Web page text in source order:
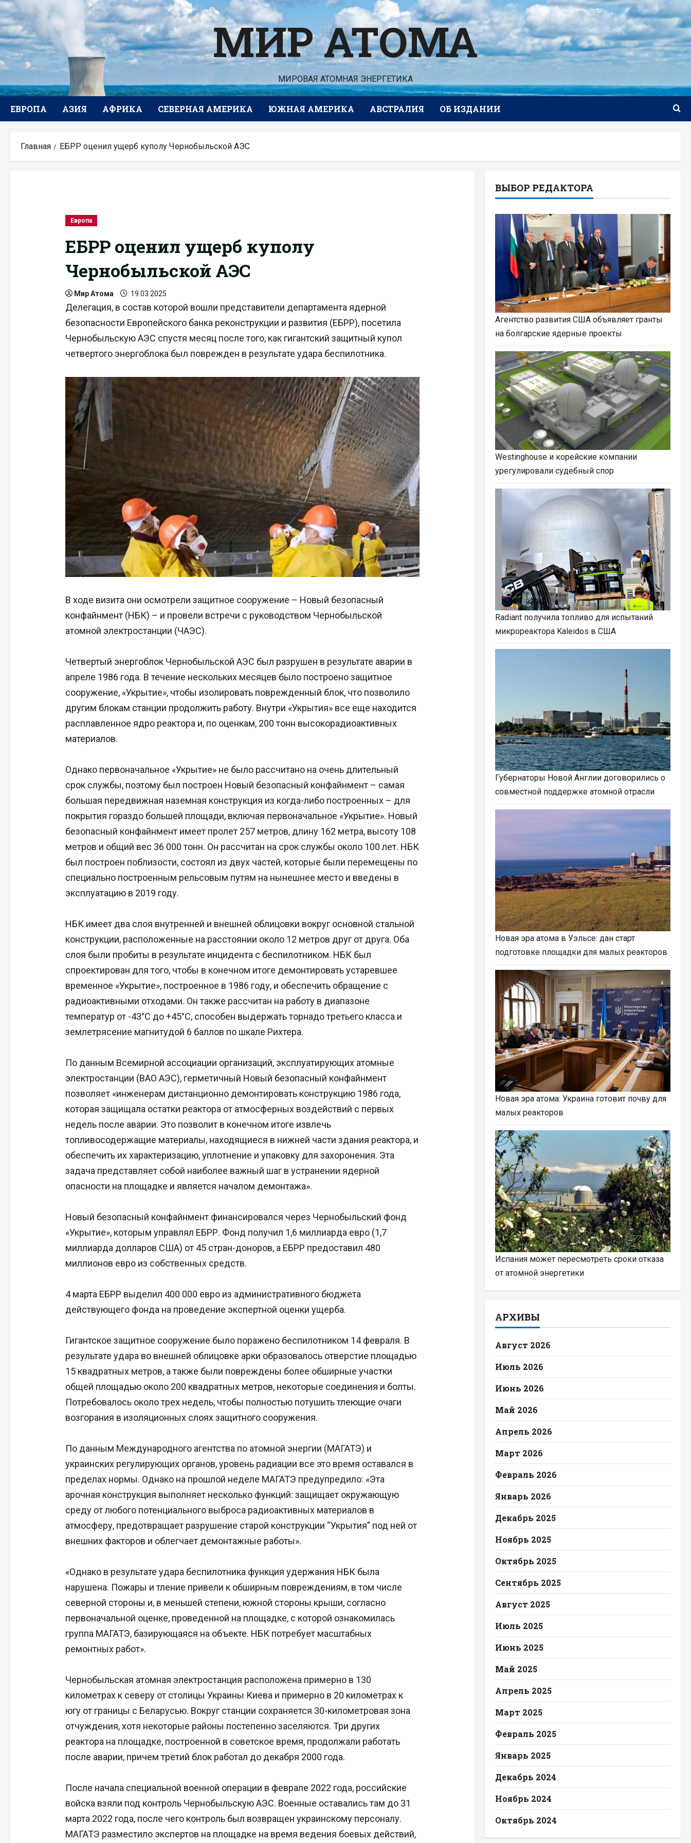
Перейти
к
содержимому
МИР АТОМА
МИРОВАЯ АТОМНАЯ ЭНЕРГЕТИКА
ЕВРОПА АЗИЯ АФРИКА СЕВЕРНАЯ АМЕРИКА ЮЖНАЯ АМЕРИКА АВСТРАЛИЯ ОБ ИЗДАНИИ
Главная ЕБРР оценил ущерб куполу Чернобыльской АЭС
Европа
ЕБРР оценил ущерб куполу
Чернобыльской АЭС
Мир Атома 19.03.2025
Делегация, в состав которой вошли представители департамента ядерной
безопасности Европейского банка реконструкции и развития (ЕБРР), посетила
Чернобыльскую АЭС спустя месяц после того, как гигантский защитный купол
четвертого энергоблока был поврежден в результате удара беспилотника.
В ходе визита они осмотрели защитное сооружение – Новый безопасный
конфайнмент (НБК) – и провели встречи с руководством Чернобыльской
атомной электростанции (ЧАЭС).
Четвертый энергоблок Чернобыльской АЭС был разрушен в результате аварии в
апреле 1986 года. В течение нескольких месяцев было построено защитное
сооружение, «Укрытие», чтобы изолировать поврежденный блок, что позволило
другим блокам станции продолжить работу. Внутри «Укрытия» все еще находится
расплавленное ядро реактора и, по оценкам, 200 тонн высокорадиоактивных
материалов.
Однако первоначальное «Укрытие» не было рассчитано на очень длительный
срок службы, поэтому был построен Новый безопасный конфайнмент – самая
большая передвижная наземная конструкция из когда-либо построенных – для
покрытия гораздо большей площади, включая первоначальное «Укрытие». Новый
безопасный конфайнмент имеет пролет 257 метров, длину 162 метра, высоту 108
метров и общий вес 36 000 тонн. Он рассчитан на срок службы около 100 лет. НБК
был построен поблизости, состоял из двух частей, которые были перемещены по
специально построенным рельсовым путям на нынешнее место и введены в
эксплуатацию в 2019 году.
НБК имеет два слоя внутренней и внешней облицовки вокруг основной стальной
конструкции, расположенные на расстоянии около 12 метров друг от друга. Оба
слоя были пробиты в результате инцидента с беспилотником. НБК был
спроектирован для того, чтобы в конечном итоге демонтировать устаревшее
временное «Укрытие», построенное в 1986 году, и обеспечить обращение с
радиоактивными отходами. Он также рассчитан на работу в диапазоне
температур от -43°C до +45°C, способен выдержать торнадо третьего класса и
землетрясение магнитудой 6 баллов по шкале Рихтера.
По данным Всемирной ассоциации организаций, эксплуатирующих атомные
электростанции (ВАО АЭС), герметичный Новый безопасный конфайнмент
позволяет «инженерам дистанционно демонтировать конструкцию 1986 года,
которая защищала остатки реактора от атмосферных воздействий с первых
недель после аварии. Это позволит в конечном итоге извлечь
топливосодержащие материалы, находящиеся в нижней части здания реактора, и
обеспечить их характеризацию, уплотнение и упаковку для захоронения. Эта
задача представляет собой наиболее важный шаг в устранении ядерной
опасности на площадке и является началом демонтажа».
Новый безопасный конфайнмент финансировался через Чернобыльский фонд
«Укрытие», которым управлял ЕБРР. Фонд получил 1,6 миллиарда евро (1,7
миллиарда долларов США) от 45 стран-доноров, а ЕБРР предоставил 480
миллионов евро из собственных средств.
4 марта ЕБРР выделил 400 000 евро из административного бюджета
действующего фонда на проведение экспертной оценки ущерба.
Гигантское защитное сооружение было поражено беспилотником 14 февраля. В
результате удара во внешней облицовке арки образовалось отверстие площадью
15 квадратных метров, а также были повреждены более обширные участки
общей площадью около 200 квадратных метров, некоторые соединения и болты.
Потребовалось около трех недель, чтобы полностью потушить тлеющие очаги
возгорания в изоляционных слоях защитного сооружения.
По данным Международного агентства по атомной энергии (МАГАТЭ) и
украинских регулирующих органов, уровень радиации все это время оставался в
пределах нормы. Однако на прошлой неделе МАГАТЭ предупредило: «Эта
арочная конструкция выполняет несколько функций: защищает окружающую
среду от любого потенциального выброса радиоактивных материалов в
атмосферу, предотвращает разрушение старой конструкции “Укрытия” под ней от
внешних факторов и облегчает демонтажные работы».
«Однако в результате удара беспилотника функция удержания НБК была
нарушена. Пожары и тление привели к обширным повреждениям, в том числе
северной стороны и, в меньшей степени, южной стороны крыши, согласно
первоначальной оценке, проведенной на площадке, с которой ознакомилась
группа МАГАТЭ, базирующаяся на объекте. НБК потребует масштабных
ремонтных работ».
Чернобыльская атомная электростанция расположена примерно в 130
километрах к северу от столицы Украины Киева и примерно в 20 километрах к
югу от границы с Беларусью. Вокруг станции сохраняется 30-километровая зона
отчуждения, хотя некоторые районы постепенно заселяются. Три других
реактора на площадке, построенной в советское время, продолжали работать
после аварии, причем третий блок работал до декабря 2000 года.
После начала специальной военной операции в феврале 2022 года, российские
войска взяли под контроль Чернобыльскую АЭС. Военные оставались там до 31
марта 2022 года, после чего контроль был возвращен украинскому персоналу.
МАГАТЭ разместило экспертов на площадке на время ведения боевых действий,
ВЫБОР РЕДАКТОРА
Агентство развития США объявляет гранты
на болгарские ядерные проекты
Westinghouse и корейские компании
урегулировали судебный спор
Radiant получила топливо для испытаний
микрореактора Kaleidos в США
Губернаторы Новой Англии договорились о
совместной поддержке атомной отрасли
Новая эра атома в Уэльсе: дан старт
подготовке площадки для малых реакторов
Новая эра атома: Украина готовит почву для
малых реакторов
Испания может пересмотреть сроки отказа
от атомной энергетики
АРХИВЫ
Август 2026
Июль 2026
Июнь 2026
Май 2026
Апрель 2026
Март 2026
Февраль 2026
Январь 2026
Декабрь 2025
Ноябрь 2025
Октябрь 2025
Сентябрь 2025
Август 2025
Июль 2025
Июнь 2025
Май 2025
Апрель 2025
Март 2025
Февраль 2025
Январь 2025
Декабрь 2024
Ноябрь 2024
Октябрь 2024